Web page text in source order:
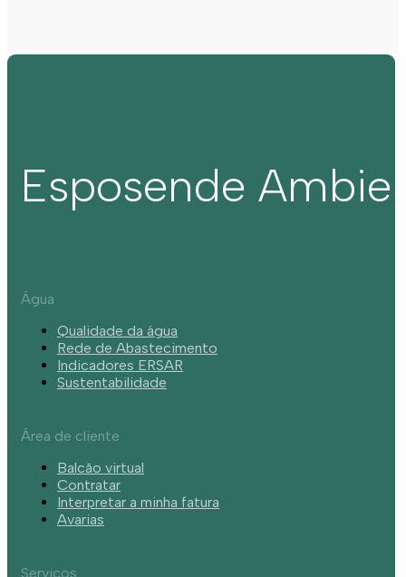
Esposende
Água
Qualidade da água
Rede de Abastecimento
Indicadores ERSAR
Sustentabilidade
Área de cliente
Balcão virtual
Contratar
Interpretar a minha fatura
Avarias
Serviços